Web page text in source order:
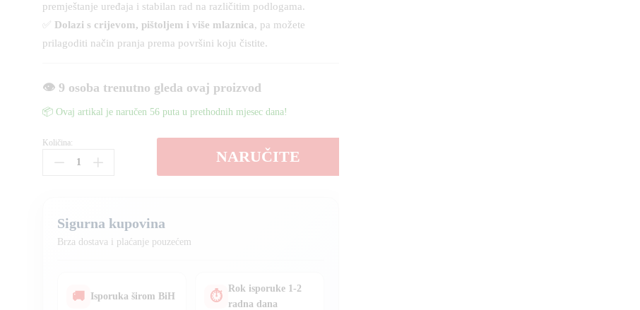
premještanje uređaja i stabilan rad na različitim podlogama.
Dolazi s crijevom, pištoljem i više mlaznica, pa možete
prilagoditi način pranja prema površini koju čistite.
👁️ 9 osoba trenutno gleda ovaj proizvod
📦 Ovaj artikal je naručen 56 puta u prethodnih mjesec dana!
Visokotlačni
perač/vap
količina
Količina:
NARUČITE
Sigurna kupovina
Brza dostava i plaćanje pouzećem
🚚 Isporuka širom BiH ⏱
Rok isporuke 1-2
radna dana